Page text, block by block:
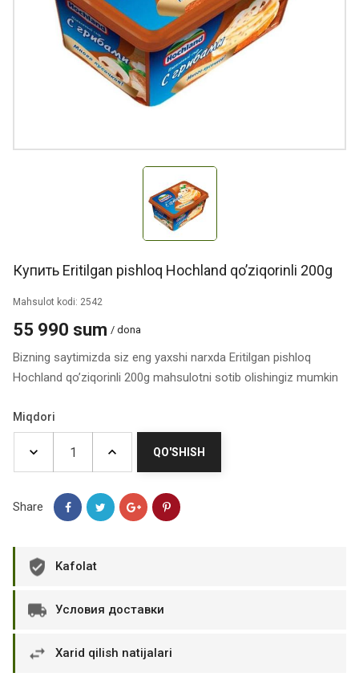
Купить Eritilgan pishloq Hochland qo’ziqorinli 200g
Mahsulot kodi: 2542
55 990 sum / dona
Bizning saytimizda siz eng yaxshi narxda Eritilgan pishloq
Hochland qo’ziqorinli 200g mahsulotni sotib olishingiz mumkin
Miqdori
QO'SHISH
Share
Kafolat
Условия доставки
Xarid qilish natijalari